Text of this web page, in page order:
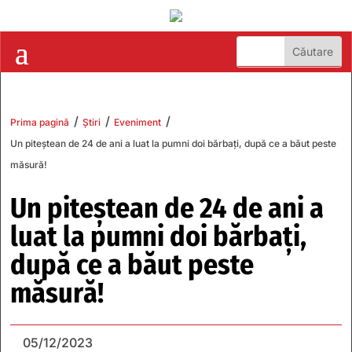
Prima pagină / Știri / Eveniment /
Un piteștean de 24 de ani a luat la pumni doi bărbați, după ce a băut peste
măsură!
Un piteștean de 24 de ani a
luat la pumni doi bărbați,
după ce a băut peste
măsură!
05/12/2023